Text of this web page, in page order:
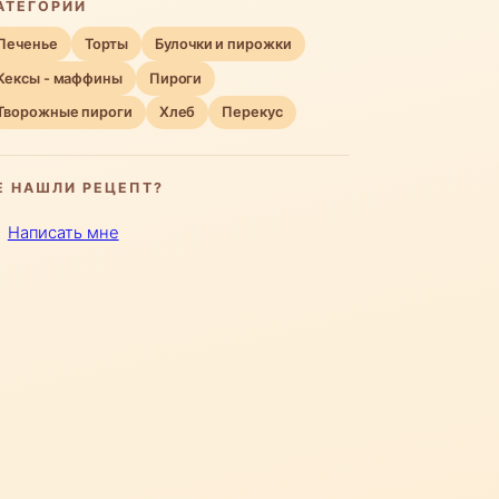
Торты Булочки и пирожки
- маффины Пироги
пироги Хлеб Перекус
НАШЛИ РЕЦЕПТ?
Написать мне